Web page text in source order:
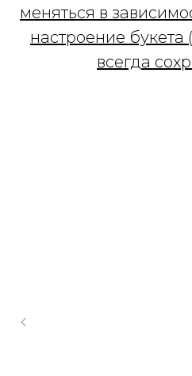
меняться в
настроение букета
всегда